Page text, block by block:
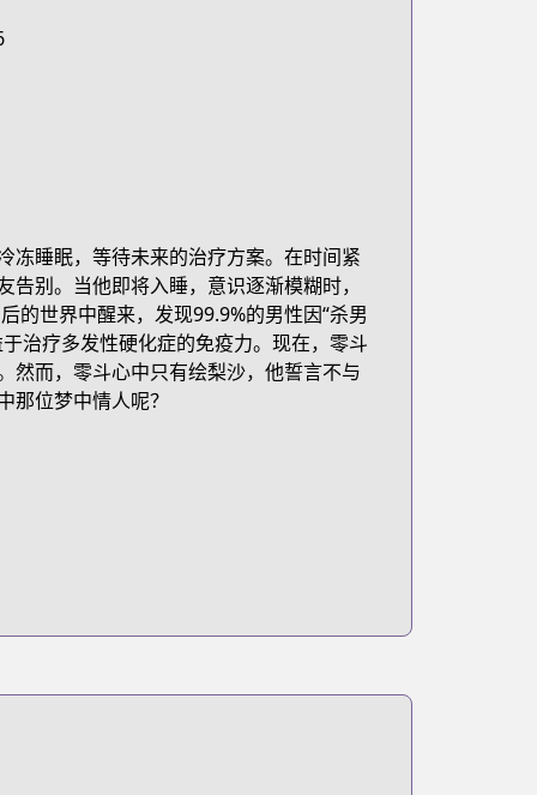
冻睡眠，等待未来的治疗方案。在时间紧
别。当他即将入睡，意识逐渐模糊时，
的世界中醒来，发现99.9%的男性因“杀男
治疗多发性硬化症的免疫力。现在，零斗
然而，零斗心中只有绘梨沙，他誓言不与
位梦中情人呢？